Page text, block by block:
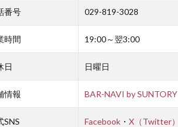
番号 029-819-3028
時間 19:00～翌3:00
日 日曜日
情報 BAR-NAVI by SUNTORY
SNS Facebook ・ X（Twitter）